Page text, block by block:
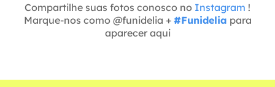
Compartilhe suas fotos conosco no Instagram !
Marque-nos como @funidelia + #Funidelia para
aparecer aqui